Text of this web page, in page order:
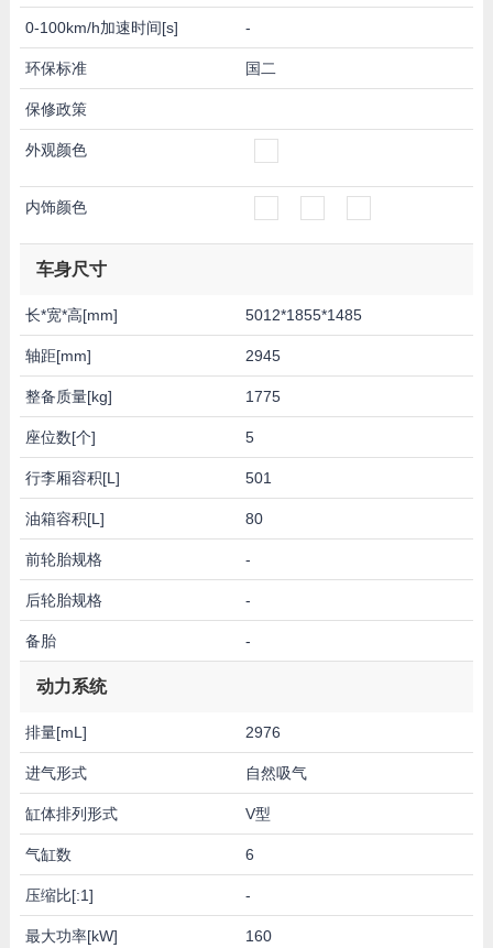
0-100km/h加速时间[s] -
环保标准 国二
保修政策
外观颜色
内饰颜色
车身尺寸
长*宽*高[mm] 5012*1855*1485
轴距[mm] 2945
整备质量[kg] 1775
座位数[个] 5
行李厢容积[L] 501
油箱容积[L] 80
前轮胎规格 -
后轮胎规格 -
备胎 -
动力系统
排量[mL] 2976
进气形式 自然吸气
缸体排列形式 V型
气缸数 6
压缩比[:1] -
最大功率[kW] 160